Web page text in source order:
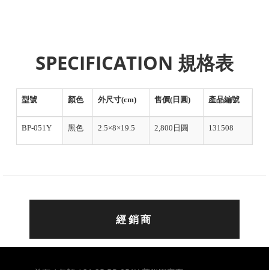
SPECIFICATION 規格表
型號 顏色 外尺寸(cm) 售價(日圓) 產品編號
BP-051Y 黑色 2.5×8×19.5 2,800日圓 131508
經銷商